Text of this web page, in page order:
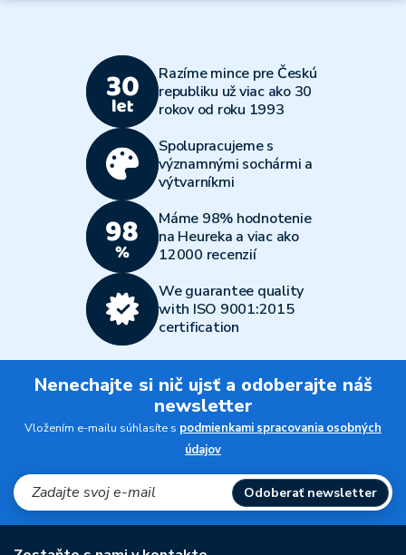
Razíme mince pre Českú
republiku už viac ako 30
rokov od roku 1993
Spolupracujeme s
významnými sochármi a
výtvarníkmi
Máme 98% hodnotenie
na Heureka a viac ako
12000 recenzií
We guarantee quality
with ISO 9001:2015
certification
Nenechajte si nič ujsť a odoberajte náš
newsletter
Vložením e-mailu súhlasíte s podmienkami spracovania osobných
údajov
Odoberať newsletter